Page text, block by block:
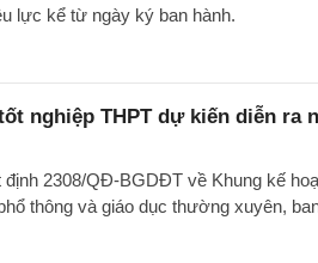
lực kể từ ngày ký ban hành.
nghiệp THPT dự kiến diễn ra
2308/QĐ-BGDĐT về Khung kế
thông và giáo dục thường xuyên,